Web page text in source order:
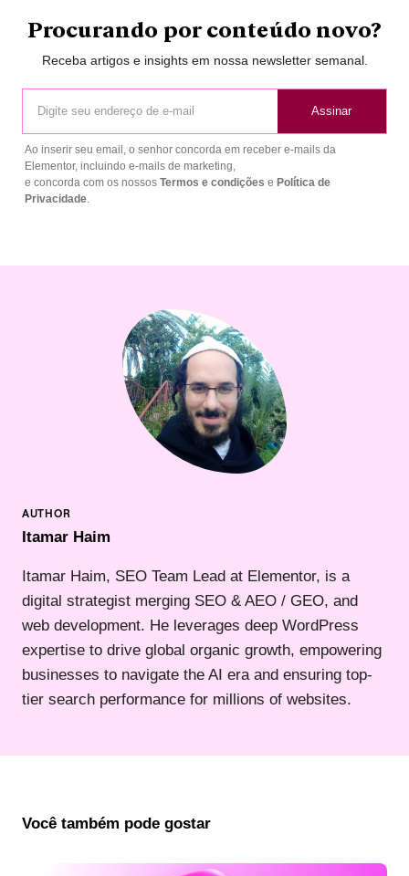
Procurando por conteúdo novo?
Receba artigos e insights em nossa newsletter semanal.
Assinar
Ao inserir seu email, o senhor concorda em receber e-mails da
Elementor, incluindo e-mails de marketing,
e concorda com os nossos Termos e condições e Política de
Privacidade.
Itamar Haim
Itamar Haim, SEO Team Lead at Elementor, is a
digital strategist merging SEO & AEO / GEO, and
web development. He leverages deep WordPress
expertise to drive global organic growth, empowering
businesses to navigate the AI era and ensuring top-
tier search performance for millions of websites.
Você também pode gostar